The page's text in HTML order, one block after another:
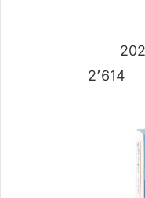
2٬614